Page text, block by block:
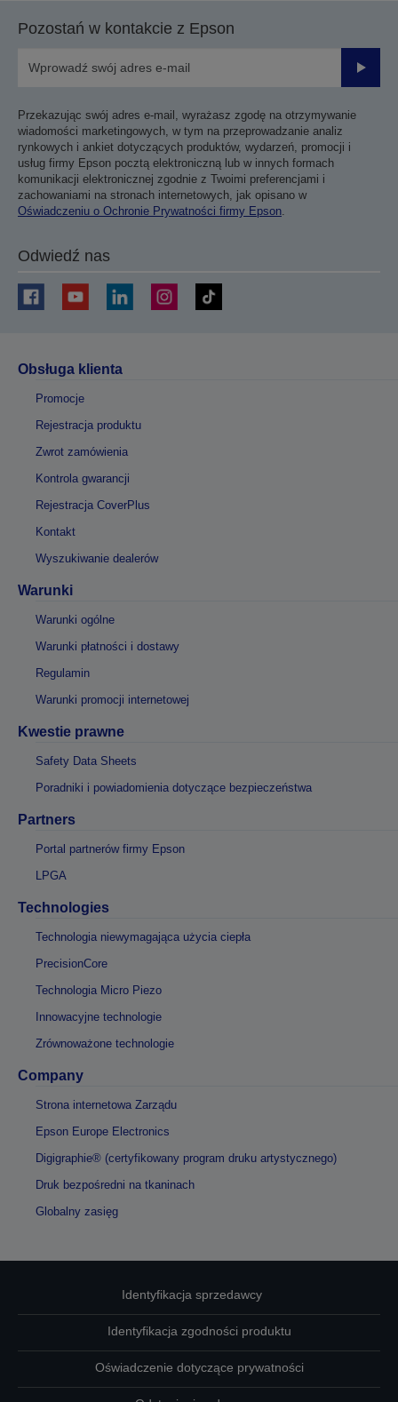
Pozostań w kontakcie z Epson
Przekazując swój adres e-mail, wyrażasz zgodę na otrzymywanie
wiadomości marketingowych, w tym na przeprowadzanie analiz
rynkowych i ankiet dotyczących produktów, wydarzeń, promocji i
usług firmy Epson pocztą elektroniczną lub w innych formach
komunikacji elektronicznej zgodnie z Twoimi preferencjami i
zachowaniami na stronach internetowych, jak opisano w
Oświadczeniu o Ochronie Prywatności firmy Epson.
Odwiedź nas
Obsługa klienta
Promocje
Rejestracja produktu
Zwrot zamówienia
Kontrola gwarancji
Rejestracja CoverPlus
Kontakt
Wyszukiwanie dealerów
Warunki
Warunki ogólne
Warunki płatności i dostawy
Regulamin
Warunki promocji internetowej
Kwestie prawne
Safety Data Sheets
Poradniki i powiadomienia dotyczące bezpieczeństwa
Partners
Portal partnerów firmy Epson
LPGA
Technologies
Technologia niewymagająca użycia ciepła
PrecisionCore
Technologia Micro Piezo
Innowacyjne technologie
Zrównoważone technologie
Company
Strona internetowa Zarządu
Epson Europe Electronics
Digigraphie® (certyfikowany program druku artystycznego)
Druk bezpośredni na tkaninach
Globalny zasięg
Identyfikacja sprzedawcy
Identyfikacja zgodności produktu
Oświadczenie dotyczące prywatności